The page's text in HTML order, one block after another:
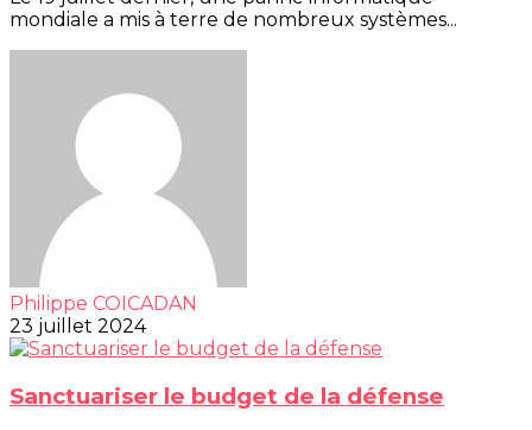
mondiale a mis à terre de nombreux systèmes...
Philippe COICADAN
23 juillet 2024
Sanctuariser le budget de la défense